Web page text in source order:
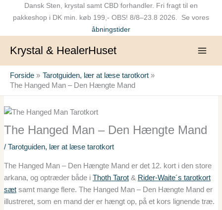
Dansk Sten, krystal samt CBD forhandler. Fri fragt til en
pakkeshop i DK min. køb 199,- OBS! 8/8–23.8 2026. Se vores
åbningstider
Krystal & HealerHuset
Forside
Tarotguiden, lær at læse tarotkort
The Hanged Man – Den Hængte Mand
The Hanged Man – Den Hængte Mand
/ Tarotguiden, lær at læse tarotkort
The Hanged Man – Den Hængte Mand er det 12. kort i den store
arkana, og optræder både i Thoth Tarot& Rider-Waite´s tarotkort
sætsamt mange flere. The Hanged Man – Den Hængte Mand er
illustreret, som en mand der er hængt op, på et kors lignende træ.